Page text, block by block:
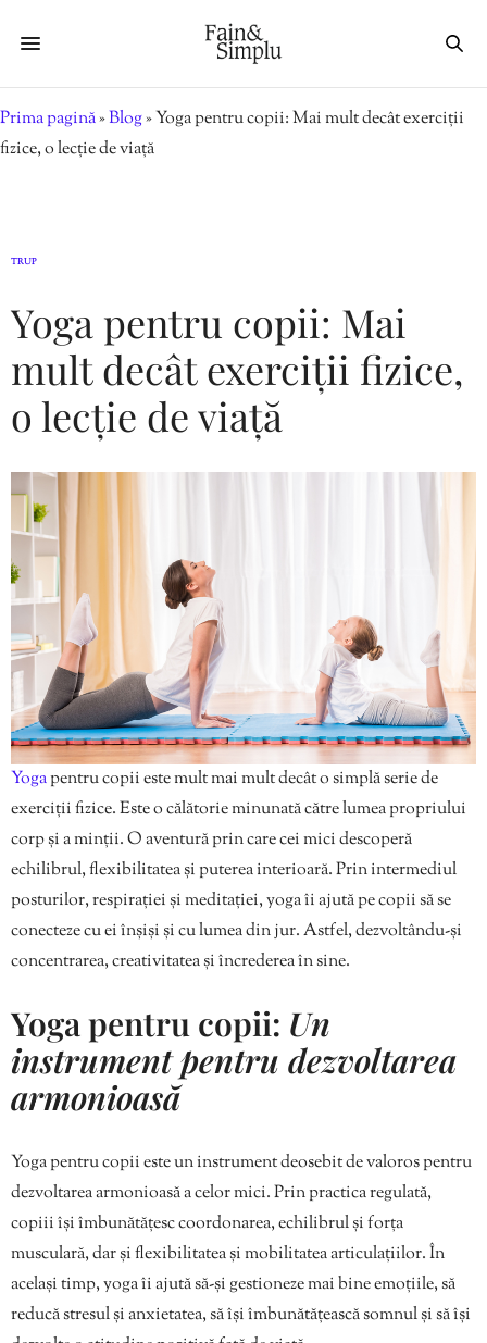
Prima pagină»Blog»Yoga pentru copii: Mai mult decât exerciții
fizice, o lecție de viață
TRUP
Yoga pentru copii: Mai
mult decât exerciții fizice,
o lecție de viață
Yogapentru copii este mult mai mult decât o simplă serie de
exerciții fizice. Este o călătorie minunată către lumea propriului
corp și a minții. O aventură prin care cei mici descoperă
echilibrul, flexibilitatea și puterea interioară. Prin intermediul
posturilor, respirației și meditației, yoga îi ajută pe copii să se
conecteze cu ei înșiși și cu lumea din jur. Astfel, dezvoltându-și
concentrarea, creativitatea și încrederea în sine.
Yoga pentru copii: Un
instrument pentru dezvoltarea
armonioasă
Yoga pentru copii este un instrument deosebit de valoros pentru
dezvoltarea armonioasă a celor mici. Prin practica regulată,
copiii își îmbunătățesc coordonarea, echilibrul și forța
musculară, dar și flexibilitatea și mobilitatea articulațiilor. În
același timp, yoga îi ajută să-și gestioneze mai bine emoțiile, să
reducă stresul și anxietatea, să își îmbunătățească somnul și să își